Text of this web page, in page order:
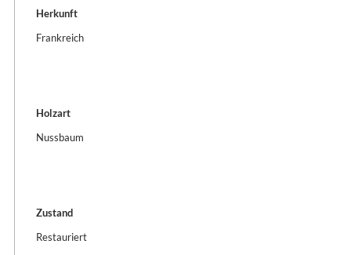
Herkunft
Frankreich
Holzart
Nussbaum
Zustand
Restauriert